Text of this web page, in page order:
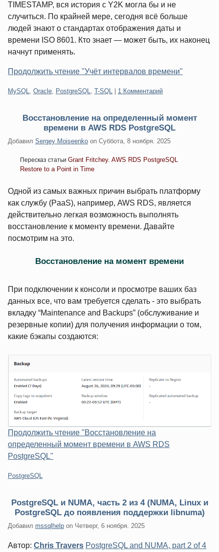
TIMESTAMP, вся история с Y2K могла бы и не
случиться. По крайней мере, сегодня всё больше
людей знают о стандартах отображения даты и
времени ISO 8601. Кто знает — может быть, их наконец
начнут применять.
Продолжить чтение "Учёт интервалов времени"
Категории:
MySQL, Oracle, PostgreSQL, T-SQL 1 Комментарий
Восстановление на определенный момент
времени в AWS RDS PostgreSQL
Добавил Sergey Moiseenko on Суббота, 8 ноября. 2025
Пересказ статьи Grant Fritchey. AWS RDS PostgreSQL
Restore to a Point in Time
Одной из самых важных причин выбрать платформу
как службу (PaaS), например, AWS RDS, является
действительно легкая возможность выполнять
восстановление к моменту времени. Давайте
посмотрим на это.
Восстановление на момент времени
При подключении к консоли и просмотре ваших баз
данных все, что вам требуется сделать - это выбрать
вкладку “Maintenance and Backups” (обслуживание и
резервные копии) для получения информации о том,
какие бэкапы создаются:
Продолжить чтение "Восстановление на
определенный момент времени в AWS RDS
PostgreSQL"
Категории:
PostgreSQL
PostgreSQL и NUMA, часть 2 из 4 (NUMA, Linux и
PostgreSQL до появления поддержки libnuma)
Добавил mssqlhelp on Четверг, 6 ноября. 2025
Автор: Chris Travers PostgreSQL and NUMA, part 2 of 4